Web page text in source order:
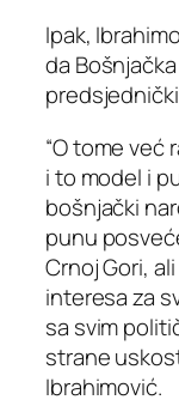
Ipak,
da
“O tome već
i to model i
bošnjački
punu
Crnoj Gori,
interesa za
sa svim
strane
Ibrahimović.